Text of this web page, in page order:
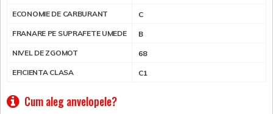
ECONOMIE DE CARBURANT C
FRANARE PE SUPRAFETE UMEDE B
NIVEL DE ZGOMOT 68
EFICIENTA CLASA C1
Cum aleg anvelopele?